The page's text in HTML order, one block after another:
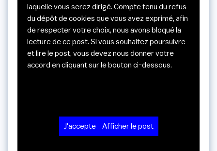
laquelle vous serez dirigé. Compte tenu du refus
du dépôt de cookies que vous avez exprimé, afin
de respecter votre choix, nous avons bloqué la
lecture de ce post. Si vous souhaitez poursuivre
et lire le post, vous devez nous donner votre
accord en cliquant sur le bouton ci-dessous.
J'accepte - Afficher le post